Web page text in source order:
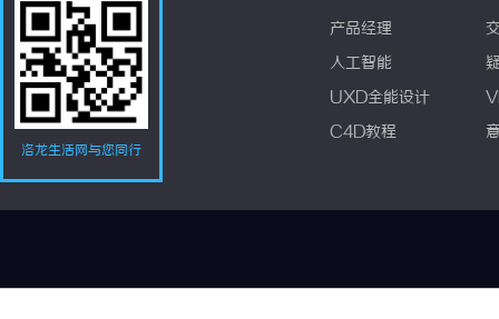
洛龙生活网与您同行
产品经理
人工智能
UXD全能设计
C4D教程